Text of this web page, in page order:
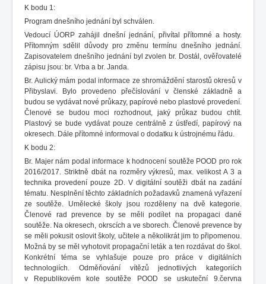
K bodu 1:
Program dnešního jednání byl schválen.
Vedoucí ÚORP zahájil dnešní jednání, přivítal přítomné a hosty.
Přítomným sdělil důvody pro změnu termínu dnešního jednání.
Zapisovatelem dnešního jednání byl zvolen br. Dostál, ověřovatelé
zápisu jsou: br. Vrba a br. Janda.
Br. Aulický mám podal informace ze shromáždění starostů okresů v
Přibyslavi. Bylo provedeno přečíslování v členské základně a
budou se vydávat nové průkazy, papírové nebo plastové provedení.
Členové se budou moci rozhodnout, jaký průkaz budou chtít.
Plastový se bude vydávat pouze centrálně z ústředí, papírový na
okresech. Dále přítomné informoval o dodatku k ústrojnému řádu.
K bodu 2:
Br. Majer nám podal informace k hodnocení soutěže POOD pro rok
2016/2017. Striktně dbát na rozměry výkresů, max. velikost A 3 a
technika provedení pouze 2D. V digitální soutěži dbát na zadání
tématu. Nesplnění těchto základních požadavků znamená vyřazení
ze soutěže. Umělecké školy jsou rozděleny na dvě kategorie.
Členové rad prevence by se měli podílet na propagaci dané
soutěže. Na okresech, okrscích a ve sborech. Členové prevence by
se měli pokusit oslovit školy, učitele a několikrát jim to připomenou.
Možná by se měl vyhotovit propagační leták a ten rozdávat do škol.
Konkrétní téma se vyhlašuje pouze pro práce v digitálních
technologiích. Odměňování vítězů jednotlivých kategoriích
v Republikovém kole soutěže POOD se uskuteční 9.června